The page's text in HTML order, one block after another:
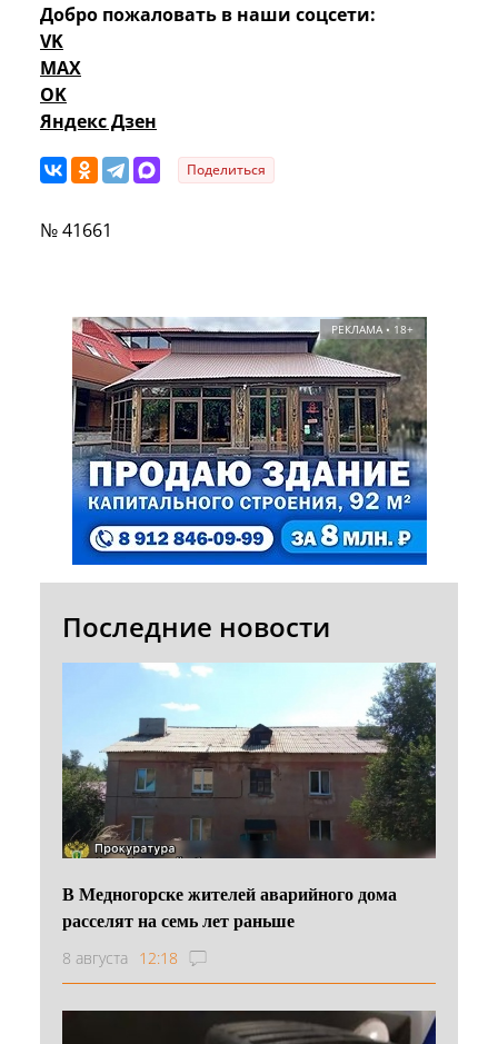
Добро пожаловать в наши соцсети:
VK
MAX
OK
Яндекс Дзен
Поделиться
№ 41661
РЕКЛАМА • 18+
Последние новости
В Медногорске жителей аварийного дома
расселят на семь лет раньше
8 августа 12:18